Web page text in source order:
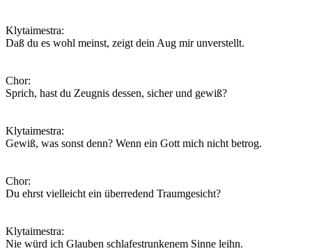
Klytaimestra:
Daß du es wohl meinst, zeigt dein Aug mir unverstellt.
Chor:
Sprich, hast du Zeugnis dessen, sicher und gewiß?
Klytaimestra:
Gewiß, was sonst denn? Wenn ein Gott mich nicht betrog.
Chor:
Du ehrst vielleicht ein überredend Traumgesicht?
Klytaimestra:
Nie würd ich Glauben schlafestrunkenem Sinne leihn.